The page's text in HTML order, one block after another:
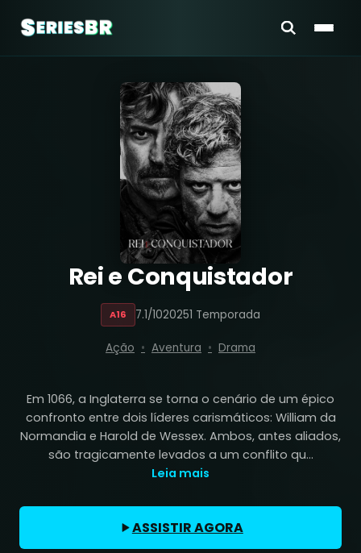
Rei e Conquistador
A16 7.1/1020251 Temporada
Ação Aventura Drama
Em 1066, a Inglaterra se torna o cenário de um épico
confronto entre dois líderes carismáticos: William da
Normandia e Harold de Wessex. Ambos, antes aliados,
são tragicamente levados a um conflito qu...
Leia mais
ASSISTIR AGORA